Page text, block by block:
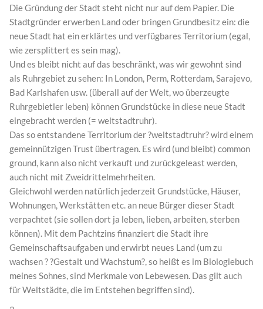
Die Gründung der Stadt steht nicht nur auf dem Papier. Die
Stadtgründer erwerben Land oder bringen Grundbesitz ein: die
neue Stadt hat ein erklärtes und verfügbares Territorium (egal,
wie zersplittert es sein mag).
Und es bleibt nicht auf das beschränkt, was wir gewohnt sind
als Ruhrgebiet zu sehen: In London, Perm, Rotterdam, Sarajevo,
Bad Karlshafen usw. (überall auf der Welt, wo überzeugte
Ruhrgebietler leben) können Grundstücke in diese neue Stadt
eingebracht werden (= weltstadtruhr).
Das so entstandene Territorium der ?weltstadtruhr? wird einem
gemeinnützigen Trust übertragen. Es wird (und bleibt) common
ground, kann also nicht verkauft und zurückgeleast werden,
auch nicht mit Zweidrittelmehrheiten.
Gleichwohl werden natürlich jederzeit Grundstücke, Häuser,
Wohnungen, Werkstätten etc. an neue Bürger dieser Stadt
verpachtet (sie sollen dort ja leben, lieben, arbeiten, sterben
können). Mit dem Pachtzins finanziert die Stadt ihre
Gemeinschaftsaufgaben und erwirbt neues Land (um zu
wachsen ? ?Gestalt und Wachstum?, so heißt es im Biologiebuch
meines Sohnes, sind Merkmale von Lebewesen. Das gilt auch
für Weltstädte, die im Entstehen begriffen sind).